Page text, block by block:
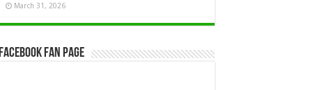
March 31, 2026
Facebook Fan Page